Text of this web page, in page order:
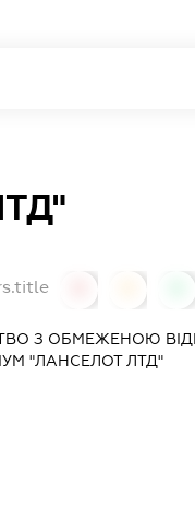
З ОБМЕЖЕНОЮ
"ЛАНСЕЛОТ ЛТД"